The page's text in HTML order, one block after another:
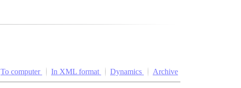
To computer In XML format Dynamics Archive